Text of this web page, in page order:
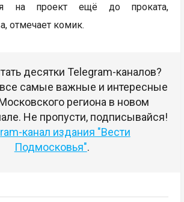
на проект ещё до проката,
отмечает комик.
десятки Telegram-каналов?
самые важные и интересные
региона в новом
Не пропусти, подписывайся!
канал издания "Вести
Подмосковья".